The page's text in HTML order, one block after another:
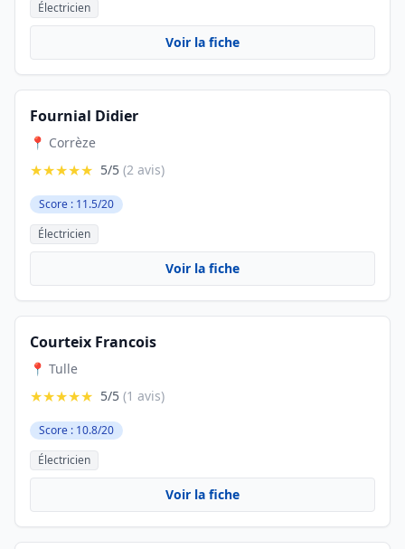
Électricien
Voir la fiche
Fournial Didier
📍 Corrèze
★★★★★ 5/5 (2 avis)
Score : 11.5/20
Électricien
Voir la fiche
Courteix Francois
📍 Tulle
★★★★★ 5/5 (1 avis)
Score : 10.8/20
Électricien
Voir la fiche